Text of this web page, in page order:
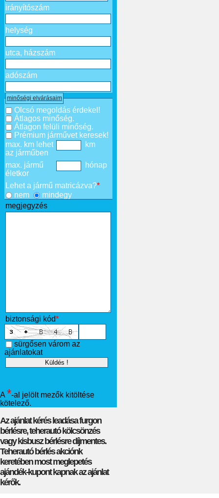
irányítószám
helység
utca, házszám
adószám
minőségi elvárásaim
Olcsó megoldás érdekel!
Átlagos minőség.
Átlagon felüli minőség.
Prémium járművet keresek!
max. km lehet
az járműben
km
max. jármű
életkor
hónap
Lehet a jármű matricázva?*
nem
mindegy
megjegyzés
biztonsági kód*
sürgősen várom az
ajánlatokat
A *-al jelölt mezők kitöltése
kötelező.
Az ajánlat kérés leadása furgon
bérlésre, teherautó kölcsönzés
vagy kisbusz bérlésre díjmentes.
Teherautó bérlés akciónk
keretében most meglepetés
ajándék-kupont kapnak az ajánlat
kérők.